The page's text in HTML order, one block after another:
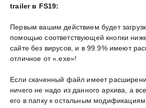
trailer в FS19:
Первым вашим действием будет
помощью соответствующей кнопки
сайте без вирусов, и в 99.9% имеют
отличное от «.exe»!
Если скаченный файл имеет
ничего не надо из данного архива, а
его в папку к остальным